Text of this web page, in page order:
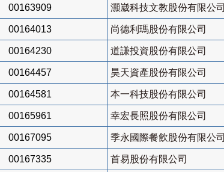
00163909 灝崴科技文教股份有限公司
00164013 尚德利瑪股份有限公司
00164230 道謙投資股份有限公司
00164457 昊天資產股份有限公司
00164581 本一科技股份有限公司
00165961 幸宏長照股份有限公司
00167095 季永國際餐飲股份有限公司
00167335 首易股份有限公司